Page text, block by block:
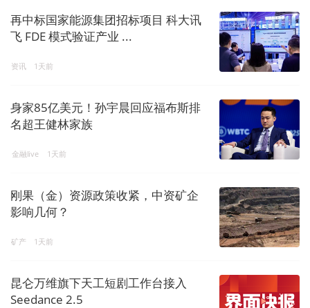
再中标国家能源集团招标项目 科大讯
飞 FDE 模式验证产业 ...
资讯 1天前
身家85亿美元！孙宇晨回应福布斯排
名超王健林家族
金融live 1天前
刚果（金）资源政策收紧，中资矿企
影响几何？
矿产 1天前
昆仑万维旗下天工短剧工作台接入
Seedance 2.5